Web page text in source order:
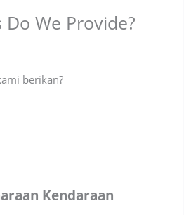
We Provide?
berikan?
Kendaraan